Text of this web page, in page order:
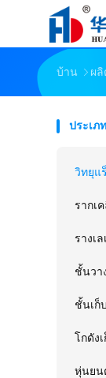
บ้าน ผ
ประเภท
วิทยุแ
รากเ
รางเ
ชั้นวา
ชั้นเก็
โกดัง
หุ่นยน